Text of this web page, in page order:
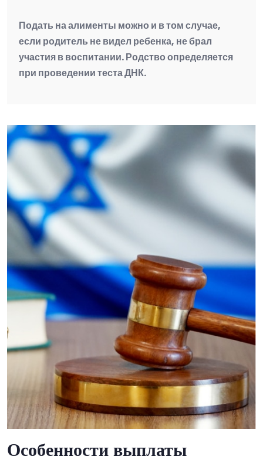
Подать на алименты можно и в том случае,
если родитель не видел ребенка, не брал
участия в воспитании. Родство определяется
при проведении теста ДНК.
Особенности выплаты